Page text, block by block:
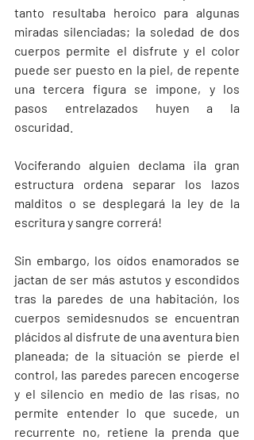
tanto resultaba heroico para algunas
miradas silenciadas; la soledad de dos
cuerpos permite el disfrute y el color
puede ser puesto en la piel, de repente
una tercera figura se impone, y los
pasos entrelazados huyen a la
oscuridad.
Vociferando alguien declama ¡la gran
estructura ordena separar los lazos
malditos o se desplegará la ley de la
escritura y sangre correrá!
Sin embargo, los oídos enamorados se
jactan de ser más astutos y escondidos
tras la paredes de una habitación, los
cuerpos semidesnudos se encuentran
plácidos al disfrute de una aventura bien
planeada; de la situación se pierde el
control, las paredes parecen encogerse
y el silencio en medio de las risas, no
permite entender lo que sucede, un
recurrente no, retiene la prenda que